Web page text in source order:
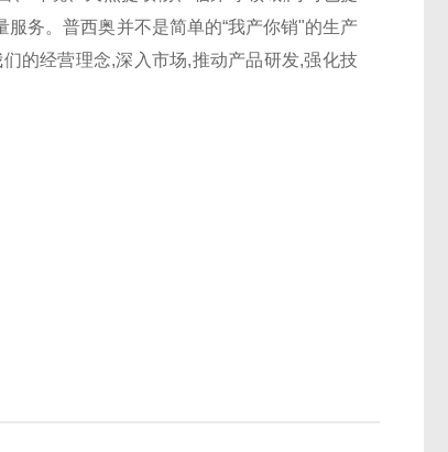
务。普西奥并不是简单的“我产你销"的生产
的经营理念,深入市场,推动产品研发,强化技